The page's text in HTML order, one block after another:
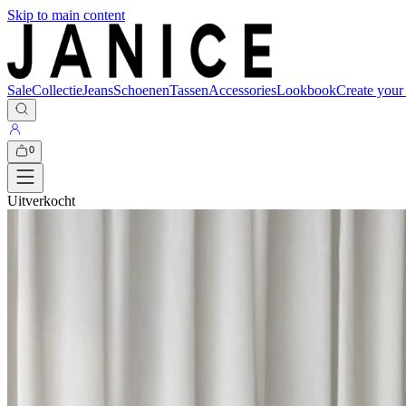
Skip to main content
SaleCollectieJeansSchoenenTassenAccessoriesLookbookCreate
0
Uitverkocht